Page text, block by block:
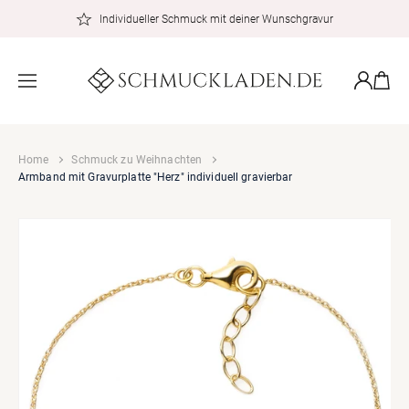
Individueller Schmuck mit deiner Wunschgravur
Home
Schmuck zu Weihnachten
Armband mit Gravurplatte "Herz" individuell gravierbar